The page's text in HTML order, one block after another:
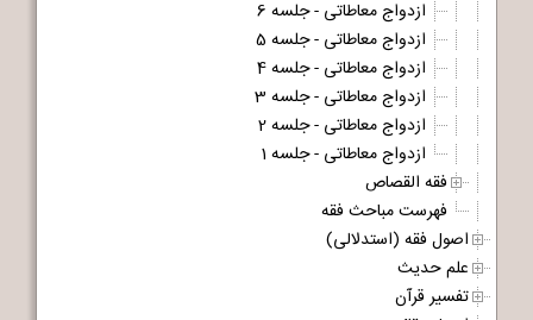
ازدواج معاطاتی - جلسه 6
ازدواج معاطاتی - جلسه 5
ازدواج معاطاتی - جلسه 4
ازدواج معاطاتی - جلسه 3
ازدواج معاطاتی - جلسه 2
ازدواج معاطاتی - جلسه 1
فقه القصاص
فهرست مباحث فقه
اصول فقه (استدلالی)
علم حدیث
تفسیر قرآن